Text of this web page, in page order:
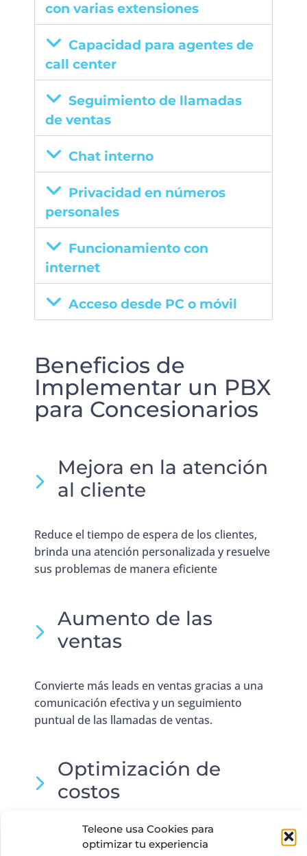
Teleone usa Cookies para
optimizar tu experiencia
con varias extensiones
Capacidad para agentes de
call center
Seguimiento de llamadas
de ventas
Chat interno
Privacidad en números
personales
Funcionamiento con
internet
Acceso desde PC o móvil
Beneficios de
Implementar un PBX
para Concesionarios
Mejora en la atención
al cliente
Reduce el tiempo de espera de los clientes,
brinda una atención personalizada y resuelve
sus problemas de manera eficiente
Aumento de las
ventas
Convierte más leads en ventas gracias a una
comunicación efectiva y un seguimiento
puntual de las llamadas de ventas.
Optimización de
costos
Reduce los costos telefónicos tradicionales y